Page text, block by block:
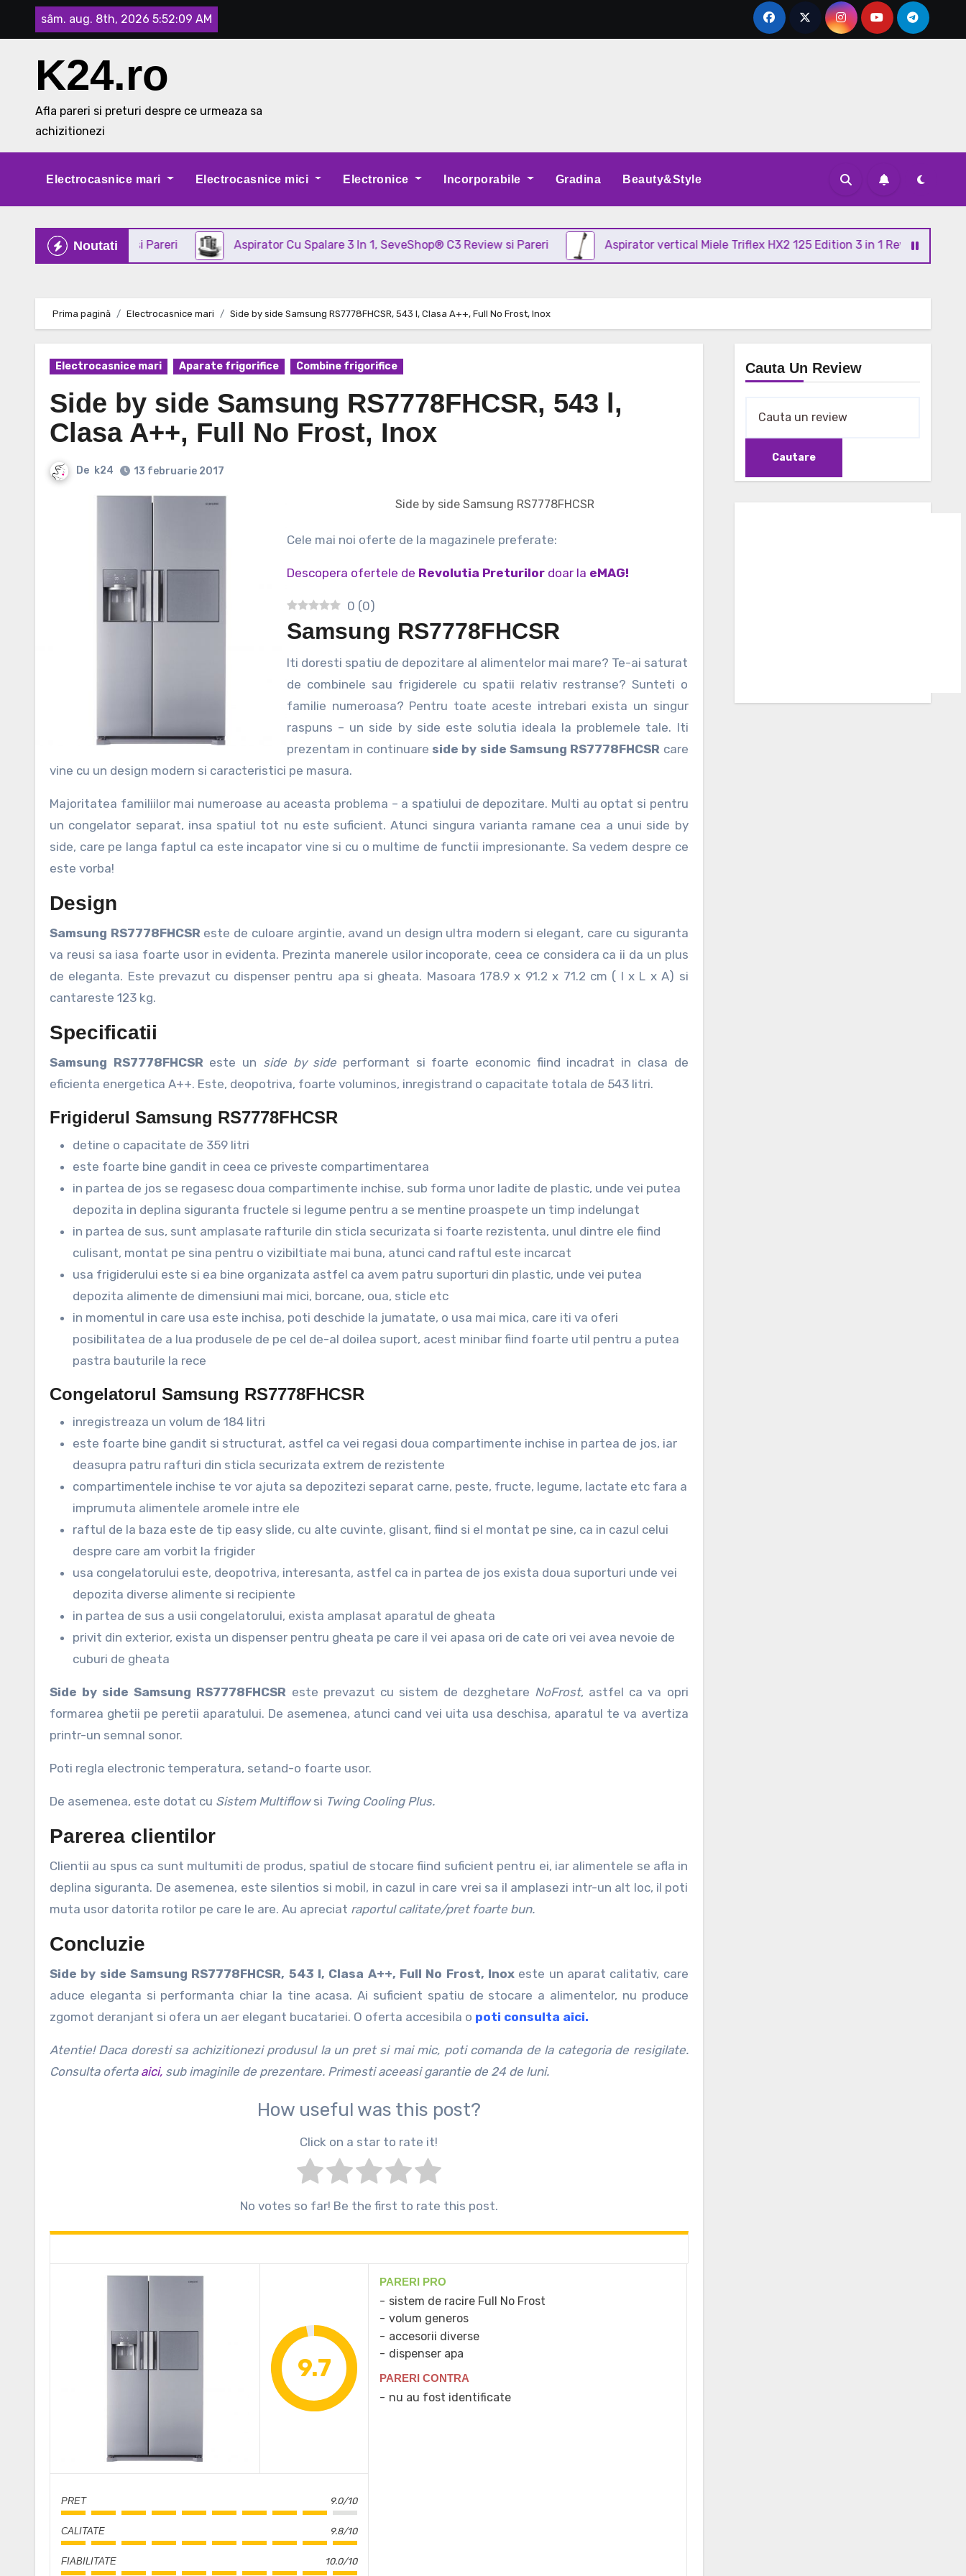
sâm. aug. 8th, 2026 5:52:10 AM
K24.ro
Afla pareri si preturi despre ce urmeaza sa
achizitionezi
Electrocasnice mari Electrocasnice mici Electronice Incorporabile Gradina Beauty&Style
Noutati
INOX Review si Pareri Aspirator Cu Spalare 3 In 1, SeveShop® C3 Review si Pareri Aspirator vertical Miele Triflex HX2 125 Edition 3 in 1 Review si Pareri
Prima pagină Electrocasnice mari Side by side Samsung RS7778FHCSR, 543 l, Clasa A++, Full No Frost, Inox
Electrocasnice mari Aparate frigorifice Combine frigorifice
Side by side Samsung RS7778FHCSR, 543 l,
Clasa A++, Full No Frost, Inox
De k24 13 februarie 2017
Side by side Samsung RS7778FHCSR
Cele mai noi oferte de la magazinele preferate:
Descopera ofertele de Revolutia Preturilor doar la eMAG!
0 (0)
Samsung RS7778FHCSR
Iti doresti spatiu de depozitare al alimentelor mai mare? Te-ai saturat
de combinele sau frigiderele cu spatii relativ restranse? Sunteti o
familie numeroasa? Pentru toate aceste intrebari exista un singur
raspuns – un side by side este solutia ideala la problemele tale. Iti
prezentam in continuare side by side Samsung RS7778FHCSR care
vine cu un design modern si caracteristici pe masura.
Majoritatea familiilor mai numeroase au aceasta problema – a spatiului de depozitare. Multi au optat si pentru
un congelator separat, insa spatiul tot nu este suficient. Atunci singura varianta ramane cea a unui side by
side, care pe langa faptul ca este incapator vine si cu o multime de functii impresionante. Sa vedem despre ce
este vorba!
Design
Samsung RS7778FHCSR este de culoare argintie, avand un design ultra modern si elegant, care cu siguranta
va reusi sa iasa foarte usor in evidenta. Prezinta manerele usilor incoporate, ceea ce considera ca ii da un plus
de eleganta. Este prevazut cu dispenser pentru apa si gheata. Masoara 178.9 x 91.2 x 71.2 cm ( l x L x A) si
cantareste 123 kg.
Specificatii
Samsung RS7778FHCSR este un side by side performant si foarte economic fiind incadrat in clasa de
eficienta energetica A++. Este, deopotriva, foarte voluminos, inregistrand o capacitate totala de 543 litri.
Frigiderul Samsung RS7778FHCSR
detine o capacitate de 359 litri
este foarte bine gandit in ceea ce priveste compartimentarea
in partea de jos se regasesc doua compartimente inchise, sub forma unor ladite de plastic, unde vei putea
depozita in deplina siguranta fructele si legume pentru a se mentine proaspete un timp indelungat
in partea de sus, sunt amplasate rafturile din sticla securizata si foarte rezistenta, unul dintre ele fiind
culisant, montat pe sina pentru o vizibiltiate mai buna, atunci cand raftul este incarcat
usa frigiderului este si ea bine organizata astfel ca avem patru suporturi din plastic, unde vei putea
depozita alimente de dimensiuni mai mici, borcane, oua, sticle etc
in momentul in care usa este inchisa, poti deschide la jumatate, o usa mai mica, care iti va oferi
posibilitatea de a lua produsele de pe cel de-al doilea suport, acest minibar fiind foarte util pentru a putea
pastra bauturile la rece
Congelatorul Samsung RS7778FHCSR
inregistreaza un volum de 184 litri
este foarte bine gandit si structurat, astfel ca vei regasi doua compartimente inchise in partea de jos, iar
deasupra patru rafturi din sticla securizata extrem de rezistente
compartimentele inchise te vor ajuta sa depozitezi separat carne, peste, fructe, legume, lactate etc fara a
imprumuta alimentele aromele intre ele
raftul de la baza este de tip easy slide, cu alte cuvinte, glisant, fiind si el montat pe sine, ca in cazul celui
despre care am vorbit la frigider
usa congelatorului este, deopotriva, interesanta, astfel ca in partea de jos exista doua suporturi unde vei
depozita diverse alimente si recipiente
in partea de sus a usii congelatorului, exista amplasat aparatul de gheata
privit din exterior, exista un dispenser pentru gheata pe care il vei apasa ori de cate ori vei avea nevoie de
cuburi de gheata
Side by side Samsung RS7778FHCSR este prevazut cu sistem de dezghetare NoFrost, astfel ca va opri
formarea ghetii pe peretii aparatului. De asemenea, atunci cand vei uita usa deschisa, aparatul te va avertiza
printr-un semnal sonor.
Poti regla electronic temperatura, setand-o foarte usor.
De asemenea, este dotat cu Sistem Multiflowsi Twing Cooling Plus.
Parerea clientilor
Clientii au spus ca sunt multumiti de produs, spatiul de stocare fiind suficient pentru ei, iar alimentele se afla in
deplina siguranta. De asemenea, este silentios si mobil, in cazul in care vrei sa il amplasezi intr-un alt loc, il poti
muta usor datorita rotilor pe care le are. Au apreciat raportul calitate/pret foarte bun.
Concluzie
Side by side Samsung RS7778FHCSR, 543 l, Clasa A++, Full No Frost, Inox este un aparat calitativ, care
aduce eleganta si performanta chiar la tine acasa. Ai suficient spatiu de stocare a alimentelor, nu produce
zgomot deranjant si ofera un aer elegant bucatariei. O oferta accesibila o poti consulta aici.
Atentie! Daca doresti sa achizitionezi produsul la un pret si mai mic, poti comanda de la categoria de resigilate.
Consulta oferta aici, sub imaginile de prezentare. Primesti aceeasi garantie de 24 de luni.
How useful was this post?
Click on a star to rate it!
No votes so far! Be the first to rate this post.
9.7
PRET 9.0/10
CALITATE 9.8/10
FIABILITATE 10.0/10
PARERI PRO
sistem de racire Full No Frost
volum generos
accesorii diverse
dispenser apa
PARERI CONTRA
nu au fost identificate
Cauta Un Review